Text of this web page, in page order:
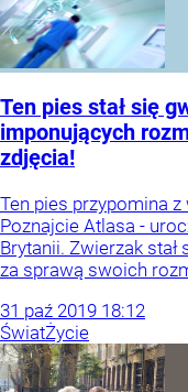
Ten pies stał się
imponujących
zdjęcia!
Ten pies przypomina
Poznajcie Atlasa -
Brytanii. Zwierzak
za sprawą swoich
31 paź 2019 18:12
ŚwiatŻycie